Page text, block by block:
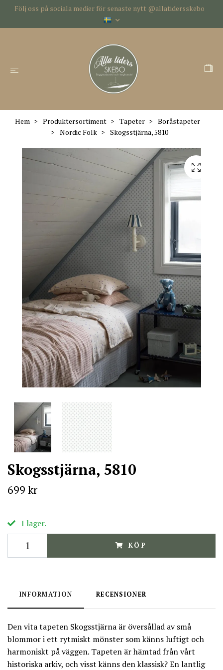
Följ oss på sociala medier för senaste nytt @allatidersskebo
Hem Produktersortiment Tapeter
Boråstapeter
Nordic Folk
Skogsstjärna, 5810
Skogsstjärna, 5810
699 kr
I lager.
KÖP
INFORMATION RECENSIONER
Den vita tapeten Skogsstjärna är översållad av små
blommor i ett rytmiskt mönster som känns luftigt och
harmoniskt på väggen. Tapeten är hämtad från vårt
historiska arkiv, och visst känns den klassisk? En lantlig